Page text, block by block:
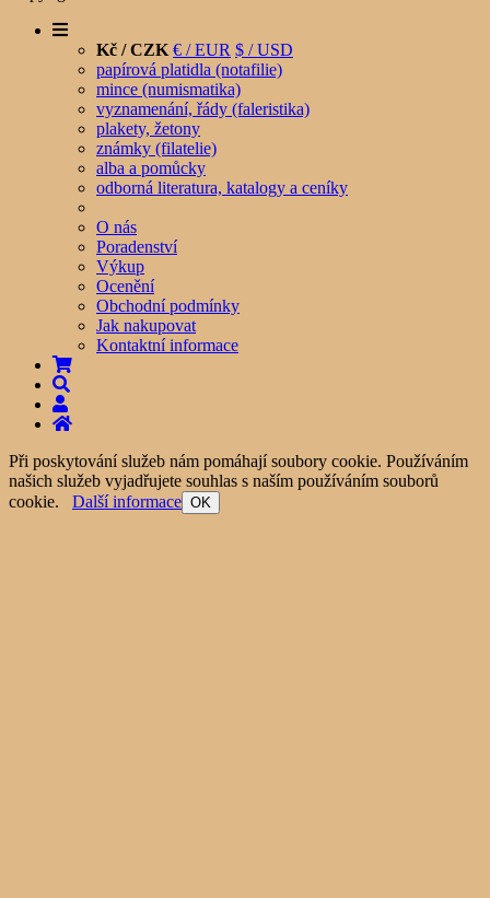
Kč / CZK € / EUR $ / USD
papírová platidla (notafilie)
mince (numismatika)
vyznamenání, řády (faleristika)
plakety, žetony
známky (filatelie)
alba a pomůcky
odborná literatura, katalogy a ceníky
O nás
Poradenství
Výkup
Ocenění
Obchodní podmínky
Jak nakupovat
Kontaktní informace
Při poskytování služeb nám pomáhají soubory cookie. Používáním
našich služeb vyjadřujete souhlas s naším používáním souborů
cookie. Další informace